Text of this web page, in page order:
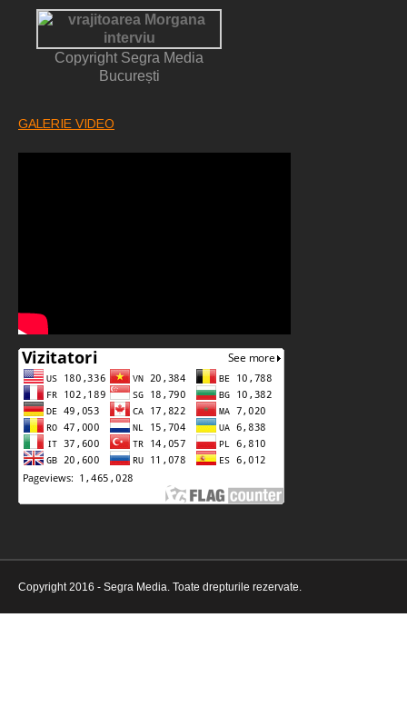
Copyright Segra Media
București
GALERIE VIDEO
Copyright 2016 - Segra Media. Toate drepturile rezervate.